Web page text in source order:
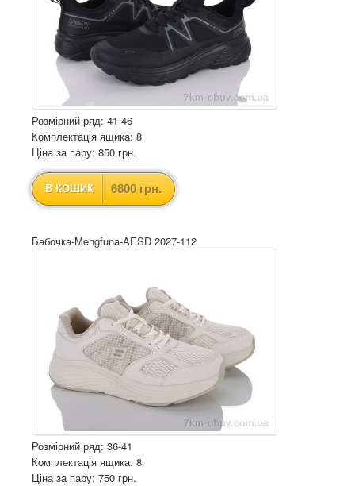
Розмірний ряд: 41-46
Комплектація ящика: 8
Ціна за пару: 850 грн.
В КОШИК 6800 грн.
Бабочка-Mengfuna-AESD 2027-112
Розмірний ряд: 36-41
Комплектація ящика: 8
Ціна за пару: 750 грн.